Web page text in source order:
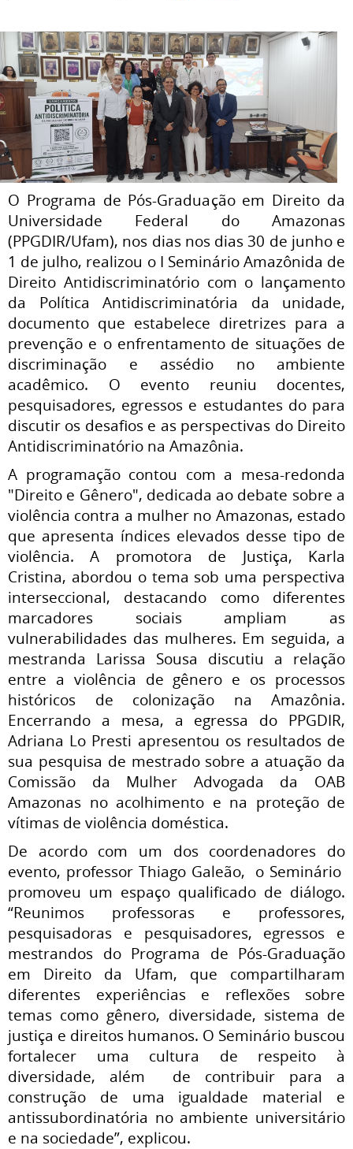
O Programa de Pós-Graduação em Direito da
Universidade Federal do Amazonas
(PPGDIR/Ufam), nos dias nos dias 30 de junho e
1 de julho, realizou o I Seminário Amazônida de
Direito Antidiscriminatório com o lançamento
da Política Antidiscriminatória da unidade,
documento que estabelece diretrizes para a
prevenção e o enfrentamento de situações de
discriminação e assédio no ambiente
acadêmico. O evento reuniu docentes,
pesquisadores, egressos e estudantes do para
discutir os desafios e as perspectivas do Direito
Antidiscriminatório na Amazônia.
A programação contou com a mesa-redonda
"Direito e Gênero", dedicada ao debate sobre a
violência contra a mulher no Amazonas, estado
que apresenta índices elevados desse tipo de
violência. A promotora de Justiça, Karla
Cristina, abordou o tema sob uma perspectiva
interseccional, destacando como diferentes
marcadores sociais ampliam as
vulnerabilidades das mulheres. Em seguida, a
mestranda Larissa Sousa discutiu a relação
entre a violência de gênero e os processos
históricos de colonização na Amazônia.
Encerrando a mesa, a egressa do PPGDIR,
Adriana Lo Presti apresentou os resultados de
sua pesquisa de mestrado sobre a atuação da
Comissão da Mulher Advogada da OAB
Amazonas no acolhimento e na proteção de
vítimas de violência doméstica.
De acordo com um dos coordenadores do
evento, professor Thiago Galeão, o Seminário
promoveu um espaço qualificado de diálogo.
“Reunimos professoras e professores,
pesquisadoras e pesquisadores, egressos e
mestrandos do Programa de Pós-Graduação
em Direito da Ufam, que compartilharam
diferentes experiências e reflexões sobre
temas como gênero, diversidade, sistema de
justiça e direitos humanos. O Seminário buscou
fortalecer uma cultura de respeito à
diversidade, além de contribuir para a
construção de uma igualdade material e
antissubordinatória no ambiente universitário
e na sociedade”, explicou.